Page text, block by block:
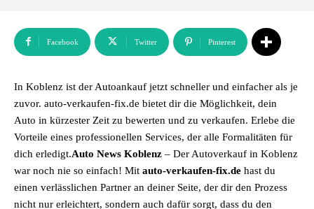
Facebook Twitter Pinterest
In Koblenz ist der Autoankauf jetzt schneller und einfacher als je
zuvor. auto-verkaufen-fix.de bietet dir die Möglichkeit, dein
Auto in kürzester Zeit zu bewerten und zu verkaufen. Erlebe die
Vorteile eines professionellen Services, der alle Formalitäten für
dich erledigt.Auto News Koblenz – Der Autoverkauf in Koblenz
war noch nie so einfach! Mit auto-verkaufen-fix.de hast du
einen verlässlichen Partner an deiner Seite, der dir den Prozess
nicht nur erleichtert, sondern auch dafür sorgt, dass du den